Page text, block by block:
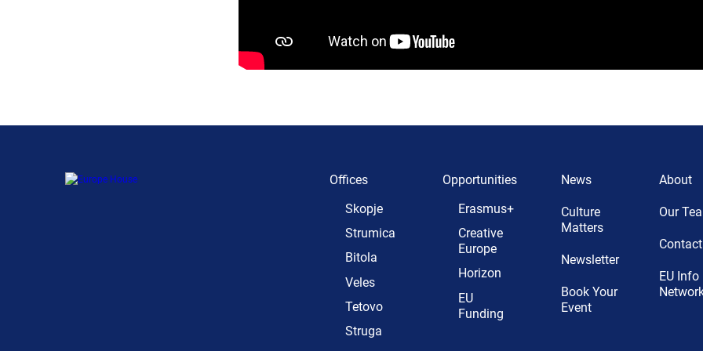
Offices
Skopje
Strumica
Bitola
Veles
Tetovo
Struga
Opportunities
Erasmus+
Creative
Europe
Horizon
EU
Funding
News
Culture
Matters
Newsletter
Book Your
Event
About
Our
Contact
EU Info